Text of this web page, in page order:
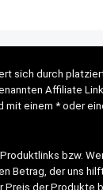
sich durch
Affiliate
mit einem * oder
bzw.
Betrag, der uns
Preis der Produkte